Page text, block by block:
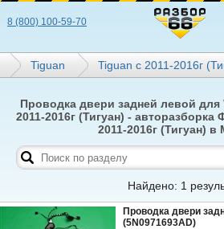
8 (800) 100-59-70
Tiguan Tiguan с 2011-2016г
Проводка двери задней левой для
2011-2016г (Тигуан) - авторазборка
2011-2016г (Тигуан) в
Найдено: 1
Проводка двери
(5N0971693AD)